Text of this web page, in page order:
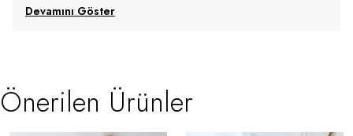
Devamını Göster
Önerilen Ürünler